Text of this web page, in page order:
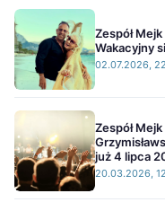
Zespół
Wakacyjny
02.07.2026,
Zespół
już 4 lipca
20.03.2026,